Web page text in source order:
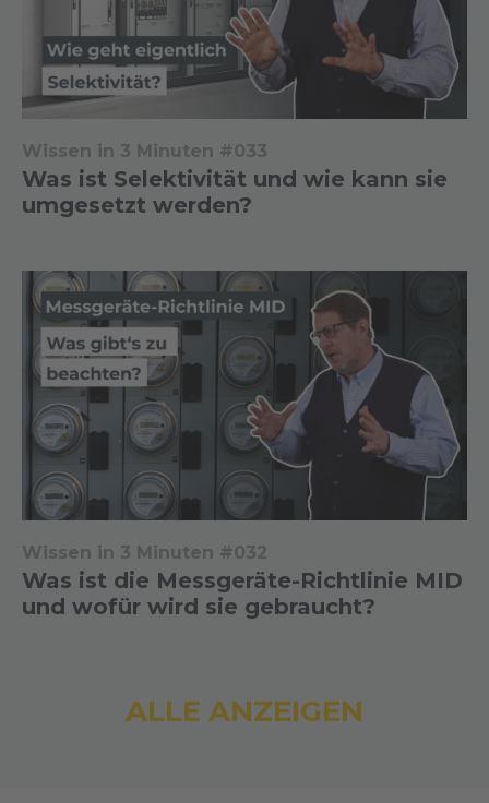
Wissen in 3 Minuten #033
Was ist Selektivität und wie kann sie
umgesetzt werden?
Wissen in 3 Minuten #032
Was ist die Messgeräte-Richtlinie MID
und wofür wird sie gebraucht?
ALLE ANZEIGEN